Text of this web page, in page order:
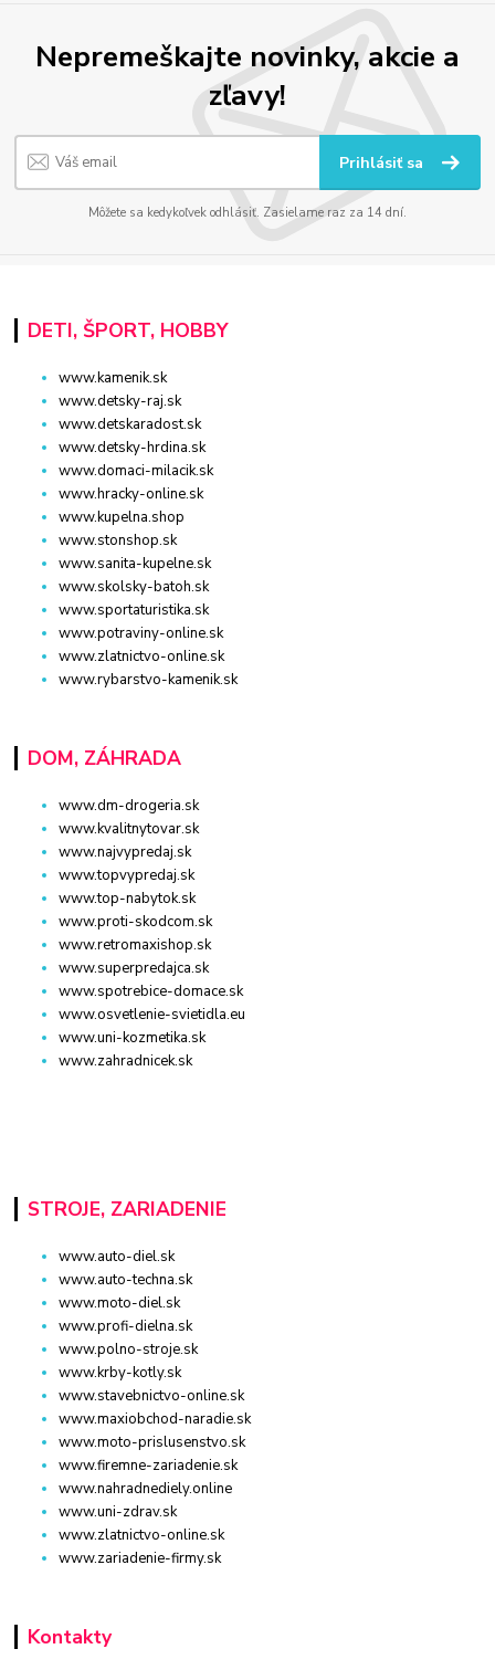
Nepremeškajte novinky, akcie a
zľavy!
Prihlásiť sa
Môžete sa kedykoľvek odhlásiť. Zasielame raz za 14 dní.
DETI, ŠPORT, HOBBY
www.kamenik.sk
www.detsky-raj.sk
www.detskaradost.sk
www.detsky-hrdina.sk
www.domaci-milacik.sk
www.hracky-online.sk
www.kupelna.shop
www.stonshop.sk
www.sanita-kupelne.sk
www.skolsky-batoh.sk
www.sportaturistika.sk
www.potraviny-online.sk
www.zlatnictvo-online.sk
www.rybarstvo-kamenik.sk
DOM, ZÁHRADA
www.dm-drogeria.sk
www.kvalitnytovar.sk
www.najvypredaj.sk
www.topvypredaj.sk
www.top-nabytok.sk
www.proti-skodcom.sk
www.retromaxishop.sk
www.superpredajca.sk
www.spotrebice-domace.sk
www.osvetlenie-svietidla.eu
www.uni-kozmetika.sk
www.zahradnicek.sk
STROJE, ZARIADENIE
www.auto-diel.sk
www.auto-techna.sk
www.moto-diel.sk
www.profi-dielna.sk
www.polno-stroje.sk
www.krby-kotly.sk
www.stavebnictvo-online.sk
www.maxiobchod-naradie.sk
www.moto-prislusenstvo.sk
www.firemne-zariadenie.sk
www.nahradnediely.online
www.uni-zdrav.sk
www.zlatnictvo-online.sk
www.zariadenie-firmy.sk
Kontakty